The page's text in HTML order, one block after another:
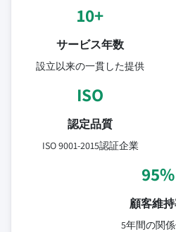
10+
サービス年数
設立以来の一貫した提供
ISO
認定品質
ISO 9001-2015認証企業
95%
顧客維
5年間の関